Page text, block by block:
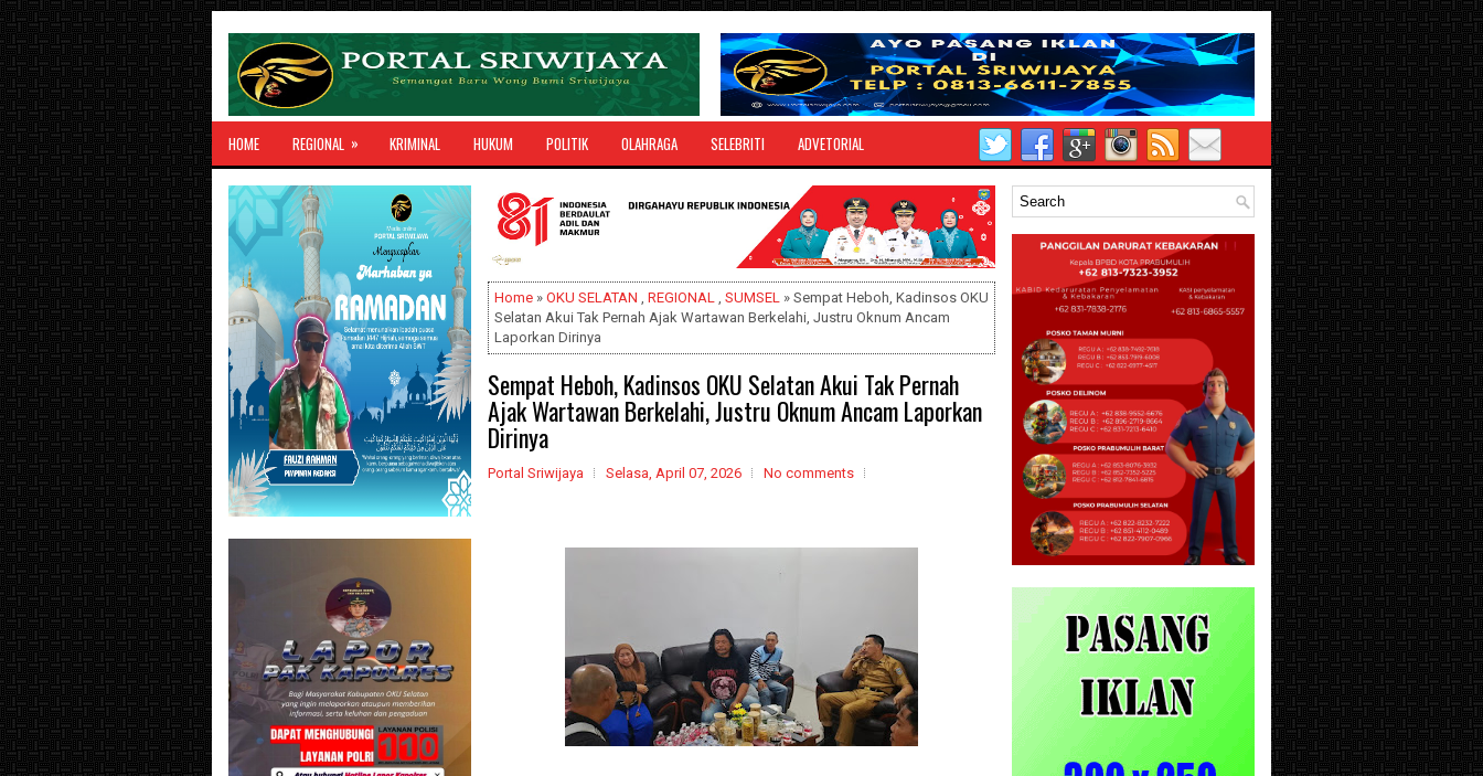
HOME REGIONAL » KRIMINAL HUKUM POLITIK OLAHRAGA SELEBRITI ADVETORIAL
Home » OKU SELATAN , REGIONAL , SUMSEL » Sempat Heboh, Kadinsos OKU
Selatan Akui Tak Pernah Ajak Wartawan Berkelahi, Justru Oknum Ancam
Laporkan Dirinya
Sempat Heboh, Kadinsos OKU Selatan Akui Tak Pernah
Ajak Wartawan Berkelahi, Justru Oknum Ancam Laporkan
Dirinya
Portal Sriwijaya Selasa, April 07, 2026 No comments